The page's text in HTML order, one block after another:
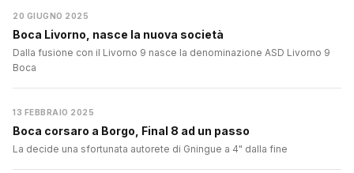
20 GIUGNO 2025
Boca Livorno, nasce la nuova società
Dalla fusione con il Livorno 9 nasce la denominazione ASD Livorno 9
Boca
13 FEBBRAIO 2025
Boca corsaro a Borgo, Final 8 ad un passo
La decide una sfortunata autorete di Gningue a 4" dalla fine